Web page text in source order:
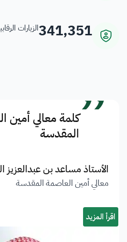
341,351الزيارات
”كلمة معالي أمين
المقدسة
الأستاذ مساعد بن عبدالعزيز
معالي أمين العاصمة المقدسة